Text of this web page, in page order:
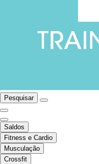
Pesquisar
Saldos
Fitness e Cardio
Musculação
Crossfit